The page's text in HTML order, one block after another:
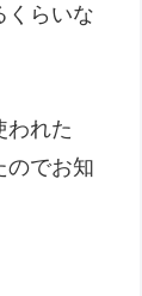
くらいな
われた
のでお知